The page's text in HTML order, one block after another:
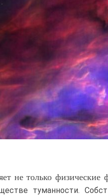
не только
туманности.